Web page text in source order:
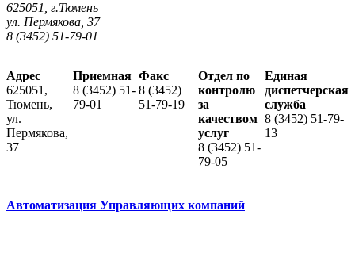
625051, г.Тюмень
ул. Пермякова, 37
8 (3452) 51-79-01
Адрес
625051,
Тюмень,
ул.
Пермякова,
37
Приемная
8 (3452) 51-
79-01
Факс
8 (3452)
51-79-19
Отдел по
контролю
за
качеством
услуг
8 (3452) 51-
79-05
Единая
диспетчерская
служба
8 (3452) 51-79-
13
Автоматизация Управляющих компаний